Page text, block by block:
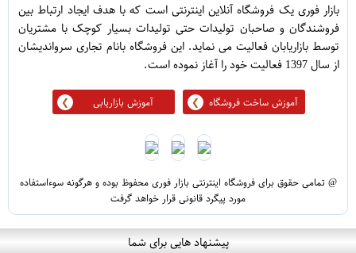
بازار فوری یک فروشگاه آنلاین اینترنتی است که با هدف ایجاد ارتباط بین
فروشندگان و صاحبان تولیدات حتی تولیدات بسیار کوچک با مشتریان
توسط بازاریابان فعالیت می نماید. این فروشگاه بانام تجاری سرواندیشان
از سال 1397 فعالیت خود را آغاز نموده است.
آموزش ساخت فروشگاه آموزش بازاریابی
@ تمامی حقوق برای فروشگاه اینترنتی بازار فوری محفوظ بوده و هرگونه سوءاستفاده
مورد پیگرد قانونی قرار خواهد گرفت
پیشنهاد هایی برای شما